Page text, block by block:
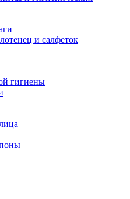
и салфеток
гигиены